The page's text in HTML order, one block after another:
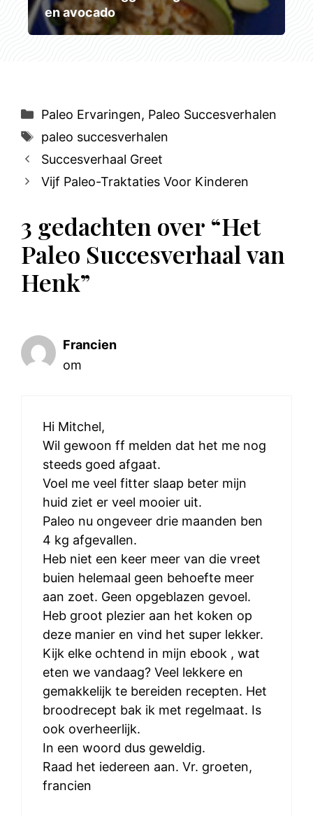
en avocado
Categorieën
Paleo Ervaringen, Paleo Succesverhalen
Tags
paleo succesverhalen
Succesverhaal Greet
Vijf Paleo-Traktaties Voor Kinderen
3 gedachten over “Het
Paleo Succesverhaal van
Henk”
Francien
om
Hi Mitchel,
Wil gewoon ff melden dat het me nog
steeds goed afgaat.
Voel me veel fitter slaap beter mijn
huid ziet er veel mooier uit.
Paleo nu ongeveer drie maanden ben
4 kg afgevallen.
Heb niet een keer meer van die vreet
buien helemaal geen behoefte meer
aan zoet. Geen opgeblazen gevoel.
Heb groot plezier aan het koken op
deze manier en vind het super lekker.
Kijk elke ochtend in mijn ebook , wat
eten we vandaag? Veel lekkere en
gemakkelijk te bereiden recepten. Het
broodrecept bak ik met regelmaat. Is
ook overheerlijk.
In een woord dus geweldig.
Raad het iedereen aan. Vr. groeten,
francien